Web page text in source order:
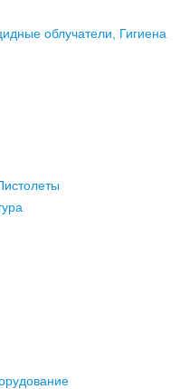
облучатели, Гигиена